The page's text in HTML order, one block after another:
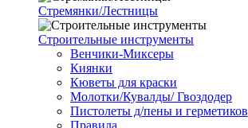
Стремянки/Лестницы
Строительные инструменты
Венчики-Миксеры
Киянки
Кюветы для краски
Молотки/Кувалды/ Гвоздодер
Пистолеты д/пены и герметиков
Правила